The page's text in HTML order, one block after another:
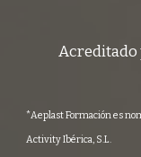
Acreditado
*Aeplast Formación es
Activity Ibérica, S.L.